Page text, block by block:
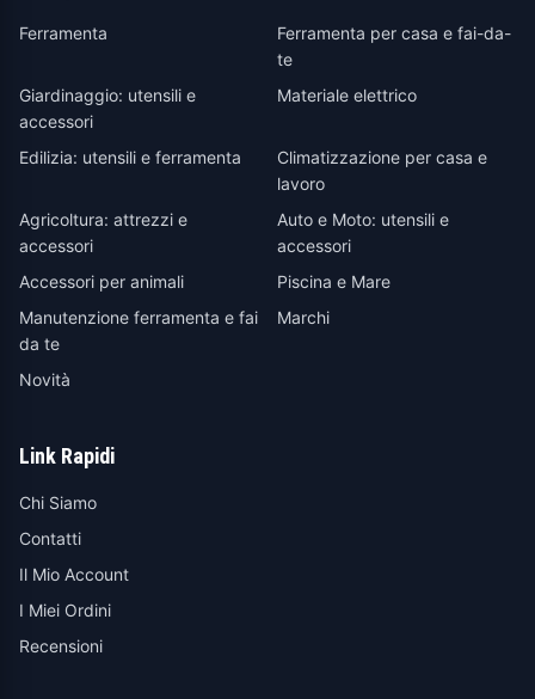
Ferramenta
Ferramenta per casa e fai-da-
te
Giardinaggio: utensili e
accessori
Materiale elettrico
Edilizia: utensili e ferramenta
Climatizzazione per casa e
lavoro
Agricoltura: attrezzi e
accessori
Auto e Moto: utensili e
accessori
Accessori per animali
Piscina e Mare
Manutenzione ferramenta e fai
da te
Marchi
Novità
Link Rapidi
Chi Siamo
Contatti
Il Mio Account
I Miei Ordini
Recensioni